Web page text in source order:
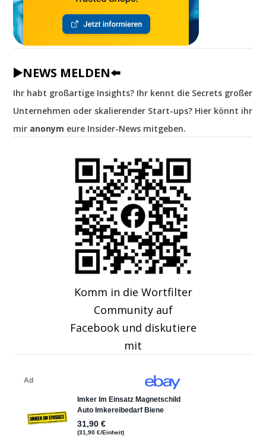
▶️NEWS MELDEN⬅️
Ihr habt großartige Insights? Ihr kennt die Secrets großer
Unternehmen oder skalierender Start-ups? Hier könnt ihr
mir anonym eure Insider-News mitgeben.
Komm in die Wortfilter
Community auf
Facebook und diskutiere
mit